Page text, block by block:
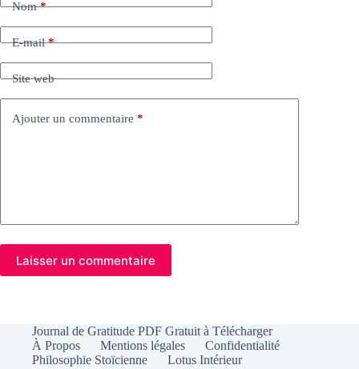
Nom*
E-mail*
Site web
Ajouter un commentaire *
Laisser un commentaire
Journal de Gratitude PDF Gratuit à Télécharger
À Propos
Mentions légales
Confidentialité
Philosophie Stoïcienne
Lotus Intérieur